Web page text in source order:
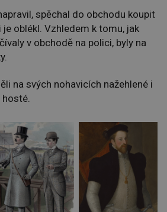
spěchal do obchodu koupit
oblékl. Vzhledem k tomu, jak
v obchodě na polici, byly na
na svých nohavicích nažehlené i